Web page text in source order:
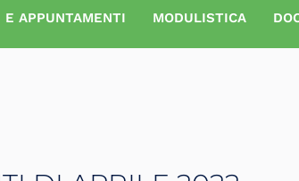
E APPUNTAMENTI MODULISTICA